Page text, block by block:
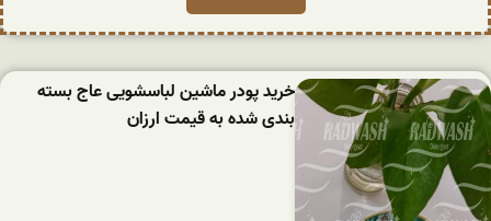
خرید پودر ماشین لباسشویی عاج بسته
بندی شده به قیمت ارزان